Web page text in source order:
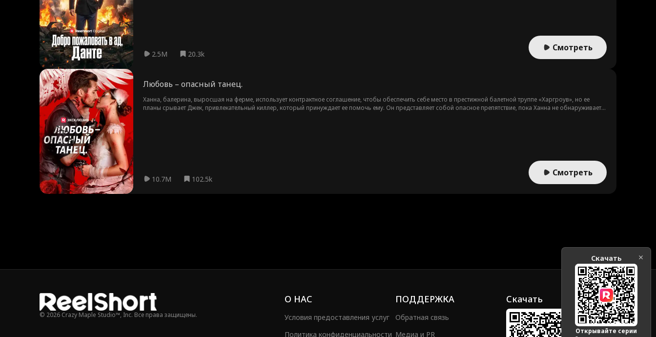
2.5M 20.3k
Смотреть
Любовь – опасный танец.
Ханна, балерина, выросшая на ферме, использует контрактное соглашение, чтобы обеспечить себе место в престижной балетной труппе «Харгроув», но ее
планы срывает Джек, привлекательный киллер, который принуждает ее помочь ему. Он представляет собой опасное препятствие, пока Ханна не обнаруживает,
10.7M 102.5k
Смотреть
© 2026 Crazy Maple Studio™, Inc. Все права защищены.
О НАС
Условия предоставления услуг
Политика конфиденциальности
ПОДДЕРЖКА
Обратная связь
Медиа и PR
Скачать
Скачать
Открывайте серии